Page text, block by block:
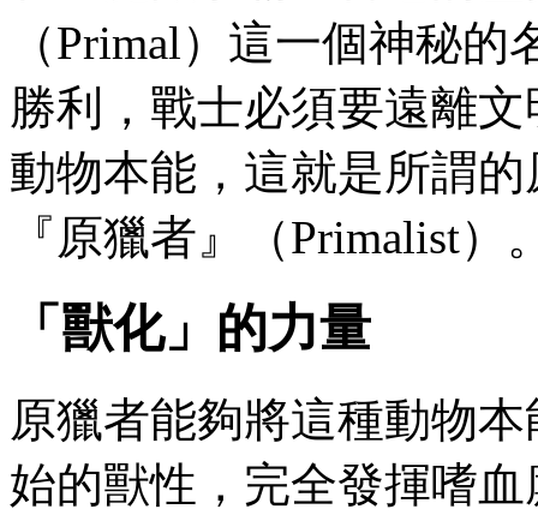
（Primal）這一個神秘
勝利，戰士必須要遠離
動物本能，這就是所謂
『原獵者』（Primalist）
「獸化」的力量
原獵者能夠將這種動物
始的獸性，完全發揮嗜